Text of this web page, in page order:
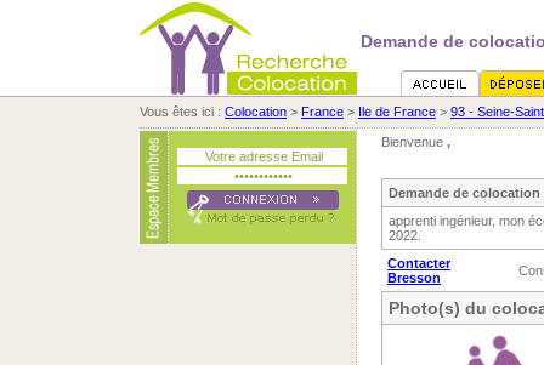
Demande de
Vous êtes ici : Colocation > France > Ile de France > 93 - Seine-
Bienvenue ,
Demande de colocation
apprenti ingénieur, mon
2022.
Contacter
Bresson
Photo(s) du